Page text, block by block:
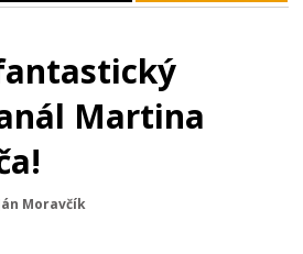
Martina
Moravčík